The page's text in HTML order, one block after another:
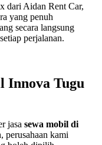
dari Aidan Rent Car,
yang penuh
secara langsung
perjalanan.
Innova Tugu
jasa sewa mobil di
perusahaan kami